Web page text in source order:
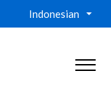
Indonesian